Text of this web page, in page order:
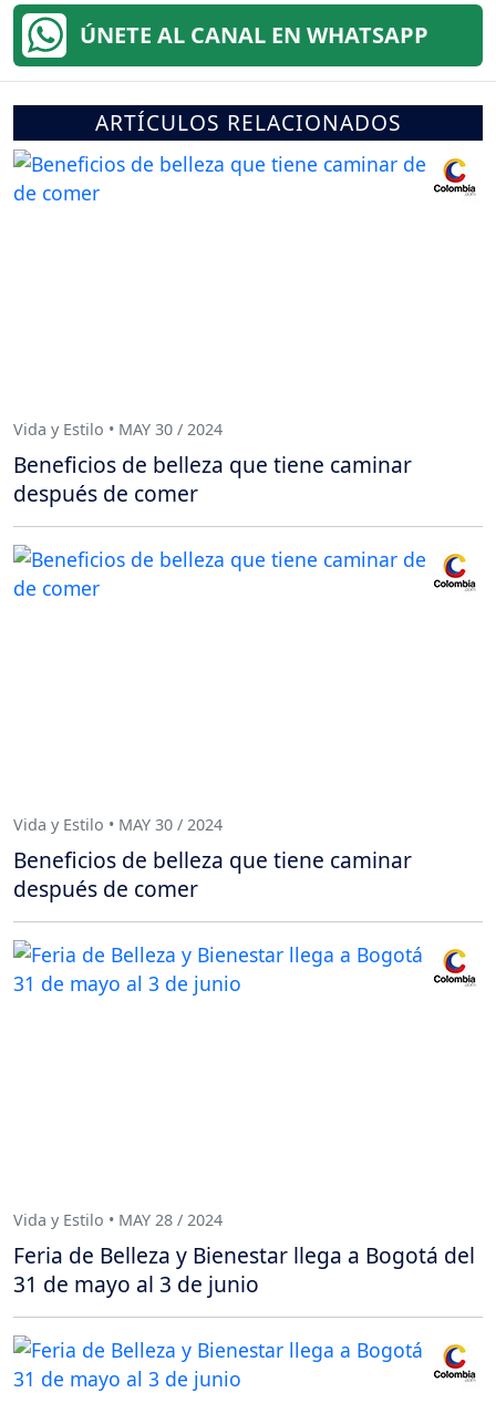
ÚNETE AL CANAL EN WHATSAPP
ARTÍCULOS RELACIONADOS
Vida y Estilo • MAY 30 / 2024
Beneficios de belleza que tiene caminar
después de comer
Vida y Estilo • MAY 30 / 2024
Beneficios de belleza que tiene caminar
después de comer
Vida y Estilo • MAY 28 / 2024
Feria de Belleza y Bienestar llega a Bogotá del
31 de mayo al 3 de junio